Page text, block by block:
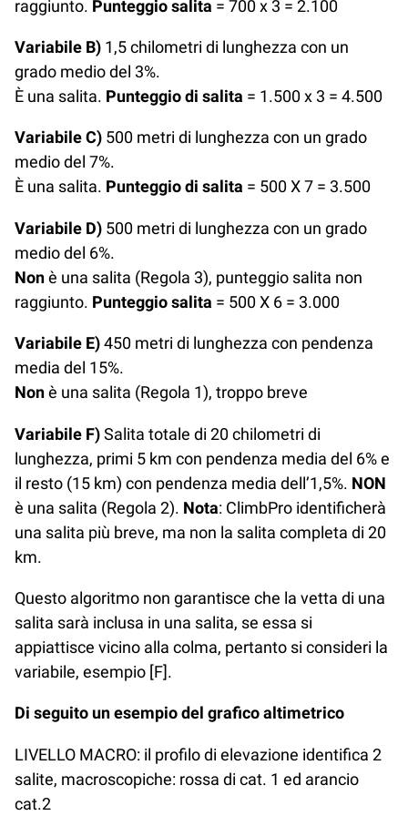
raggiunto. Punteggio salita = 700 x 3 = 2.100
Variabile B) 1,5 chilometri di lunghezza con un
grado medio del 3%.
È una salita. Punteggio di salita = 1.500 x 3 = 4.500
Variabile C) 500 metri di lunghezza con un grado
medio del 7%.
È una salita. Punteggio di salita = 500 X 7 = 3.500
Variabile D) 500 metri di lunghezza con un grado
medio del 6%.
Nonè una salita (Regola 3), punteggio salita non
raggiunto. Punteggio salita = 500 X 6 = 3.000
Variabile E)450 metri di lunghezza con pendenza
media del 15%.
Nonè una salita (Regola 1), troppo breve
Variabile F)Salita totale di 20 chilometri di
lunghezza, primi 5 km con pendenza media del 6% e
il resto (15 km) con pendenza media dell’1,5%. NON
è una salita (Regola 2). Nota: ClimbPro identificherà
una salita più breve, ma non la salita completa di 20
km.
Questo algoritmo non garantisce che la vetta di una
salita sarà inclusa in una salita, se essa si
appiattisce vicino alla colma, pertanto si consideri la
variabile, esempio [F].
Di seguito un esempio del grafico altimetrico
LIVELLO MACRO: il profilo di elevazione identifica 2
salite, macroscopiche: rossa di cat. 1 ed arancio
cat.2